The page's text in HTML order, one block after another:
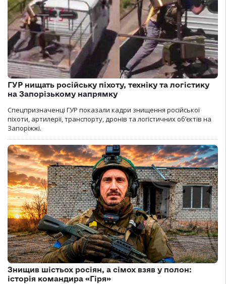
ГУР нищать російську піхоту, техніку та логістику
на Запорізькому напрямку
Спецпризначенці ГУР показали кадри знищення російської
піхоти, артилерії, транспорту, дронів та логістичних об’єктів на
Запоріжжі.
Знищив шістьох росіян, а сімох взяв у полон:
історія командира «Гіря»